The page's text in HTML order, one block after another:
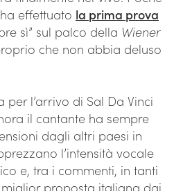
effettuato la prima prova
sì” sul palco della Wiener
che non abbia deluso
per l’arrivo di Sal Da Vinci
il cantante ha sempre
dagli altri paesi in
l’intensità vocale
e, tra i commenti, in tanti
miglior proposta italiana dai